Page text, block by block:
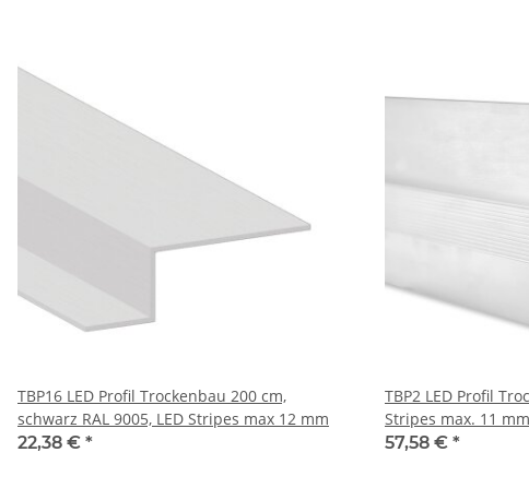
TBP16 LED Profil Trockenbau 200 cm,
schwarz RAL 9005, LED Stripes max 12 mm
22,38 € *
TBP2 LED Profil
Stripes max. 11 mm
57,58 € *